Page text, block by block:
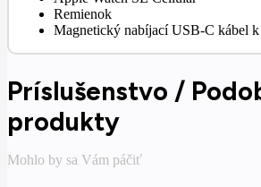
Remienok
Magnetický nabíjací USB-C kábel
Príslušenstvo /
produkty
Mohlo by sa Vám páčiť